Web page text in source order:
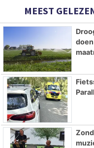
MEEST